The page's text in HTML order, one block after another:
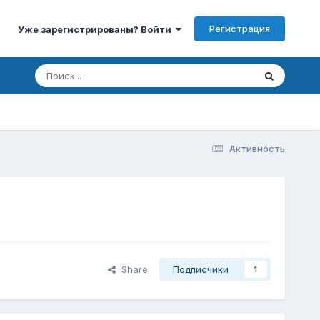
Уже зарегистрированы? Войти Регистрация
Активность
Share Подписчики 1